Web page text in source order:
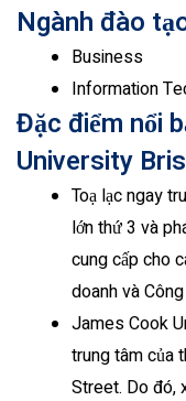
Ngành đào
Business
Information
Đặc điểm nổi
University
Toạ lạc ngay
lớn thứ 3 và
cung cấp cho
doanh và
James Cook
trung tâm của
Street. Do đó,